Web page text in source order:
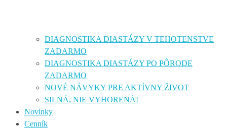
DIAGNOSTIKA DIASTÁZY V TEHOTENSTVE
ZADARMO
DIAGNOSTIKA DIASTÁZY PO PÔRODE
ZADARMO
NOVÉ NÁVYKY PRE AKTÍVNY ŽIVOT
SILNÁ, NIE VYHORENÁ!
Novinky
Cenník